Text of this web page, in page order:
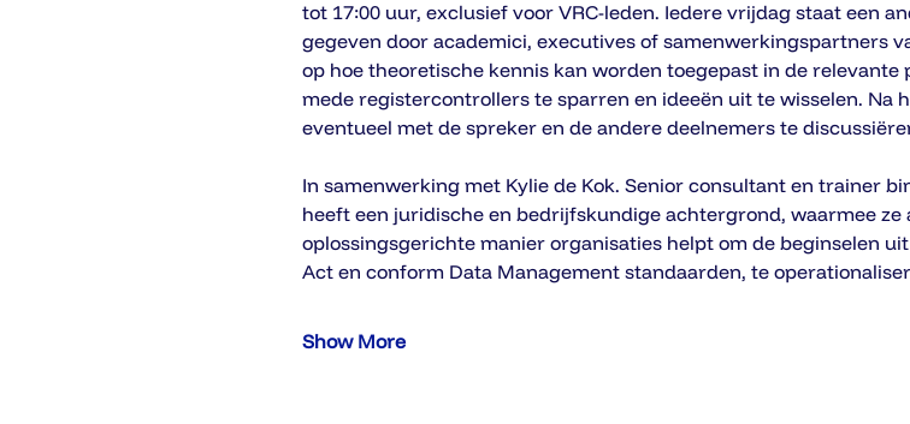
tot 17:00 uur, exclusief voor VRC-leden. Iedere vrijdag staat een
gegeven door academici, executives of samenwerkingspartners
op hoe theoretische kennis kan worden toegepast in de
mede registercontrollers te sparren en ideeën uit te wisselen. Na
eventueel met de spreker en de andere deelnemers te
In samenwerking met Kylie de Kok. Senior consultant en trainer
heeft een juridische en bedrijfskundige achtergrond, waarmee ze
oplossingsgerichte manier organisaties helpt om de beginselen
Act en conform Data Management standaarden, te
Show More